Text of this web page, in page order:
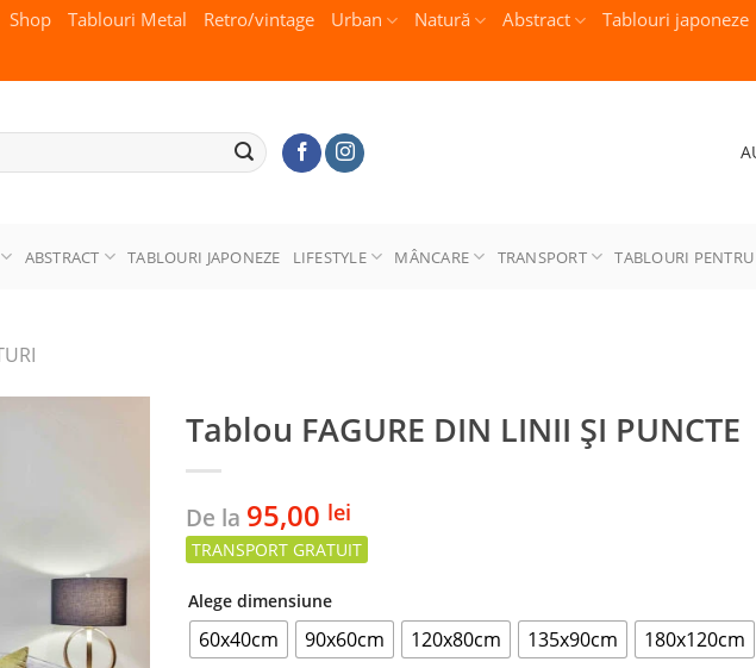
Shop Tablouri Metal Retro/vintage Urban Natură Abstract Tablouri japoneze
ABSTRACT TABLOURI JAPONEZE LIFESTYLE MÂNCARE TRANSPORT TABLOURI
favorite
Tablou FAGURE DIN LINII ȘI PUNCTE
De la 95,00 lei
Alege dimensiune
60x40cm 90x60cm 120x80cm 135x90cm 180x120cm